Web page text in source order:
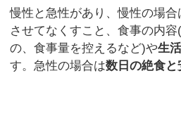
慢性と急性があり、慢性の場合
させてなくすこと、食事の内
の、食事量を控えるなど)や生
す。急性の場合は数日の絶食と